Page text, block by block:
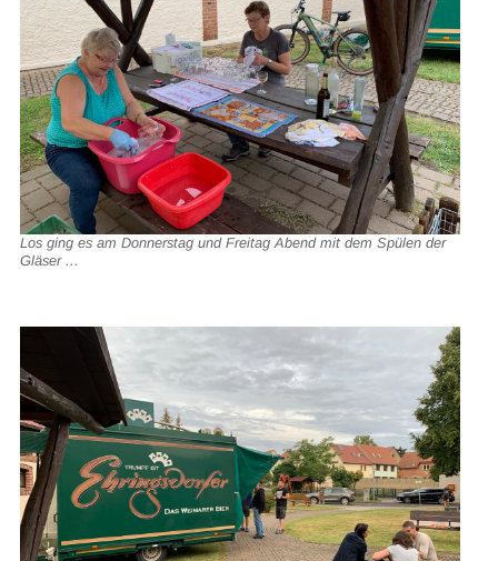
Los ging es am Donnerstag und Freitag Abend mit dem Spülen der
Gläser ...